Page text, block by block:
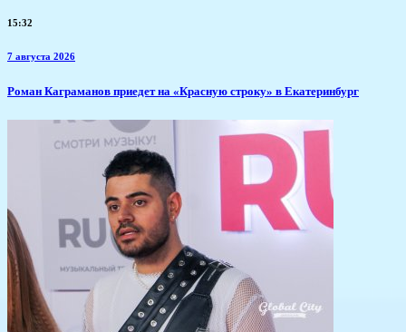
15:32
7 августа 2026
​Роман Каграманов приедет на «Красную строку» в Екатеринбург